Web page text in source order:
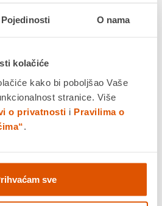
Pojedinosti O nama
kolačiće
kako bi poboljšao Vaše
stranice. Više
o privatnosti i Pravilima o
sve
Dostavljamo već od